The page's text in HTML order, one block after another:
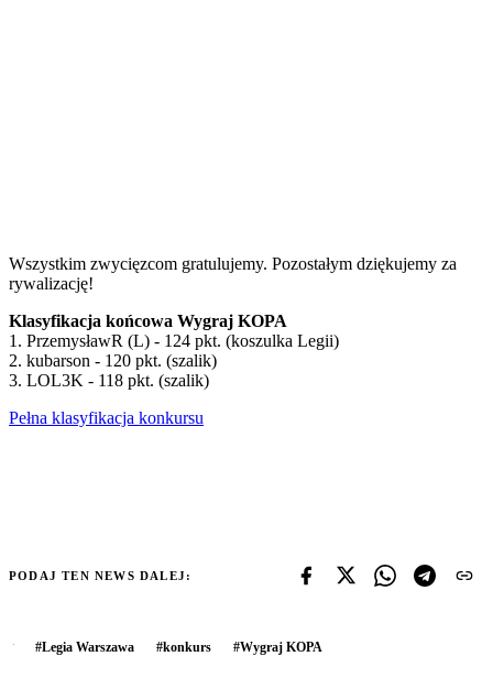
Wszystkim zwycięzcom gratulujemy. Pozostałym dziękujemy za
rywalizację!
Klasyfikacja końcowa Wygraj KOPA
1. PrzemysławR (L) - 124 pkt. (koszulka Legii)
2. kubarson - 120 pkt. (szalik)
3. LOL3K - 118 pkt. (szalik)
Pełna klasyfikacja konkursu
PODAJ TEN NEWS DALEJ:
#Legia Warszawa #konkurs #Wygraj KOPA